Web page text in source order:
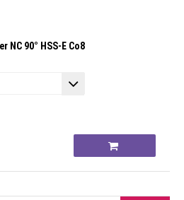
NC 90° HSS-E Co8